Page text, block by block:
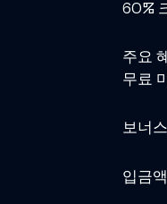
60%
주요
무료
보너
입금